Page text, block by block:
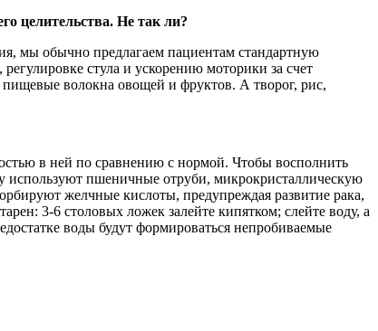
целительства. Не так ли?
мы обычно предлагаем пациентам стандартную
стула и ускорению моторики за счет
пищевые волокна овощей и фруктов. А творог, рис,
в ней по сравнению с нормой. Чтобы восполнить
используют пшеничные отруби, микрокристаллическую
желчные кислоты, предупреждая развитие рака,
3-6 столовых ложек залейте кипятком; слейте воду, а
воды будут формироваться непробиваемые